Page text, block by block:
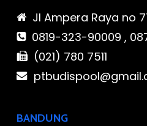
Jl Ampera Raya no
0819-323-90009 ,
(021) 780 7511
BANDUNG